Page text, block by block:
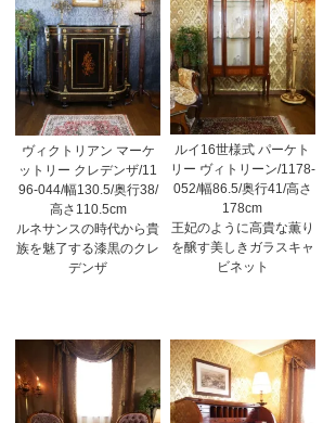
ヴィクトリアン マーケ
ットリー クレデンザ/11
96-044/幅130.5/奥行38/
高さ110.5cm
ルネサンスの時代から貴
族を魅了する漆黒のクレ
デンザ
ルイ16世様式 パーケト
リー ヴィトリーン/1178-
052/幅86.5/奥行41/高さ
178cm
王妃のように高貴な薫り
を醸す美しきガラスキャ
ビネット